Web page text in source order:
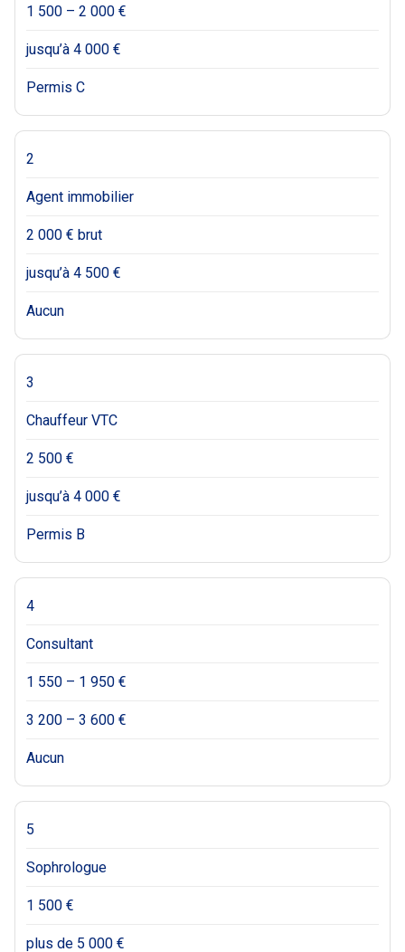
1 500 – 2 000 €
jusqu’à 4 000 €
Permis C
2
Agent immobilier
2 000 € brut
jusqu’à 4 500 €
Aucun
3
Chauffeur VTC
2 500 €
jusqu’à 4 000 €
Permis B
4
Consultant
1 550 – 1 950 €
3 200 – 3 600 €
Aucun
5
Sophrologue
1 500 €
plus de 5 000 €